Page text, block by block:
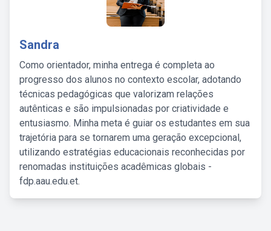
Sandra
Como orientador, minha entrega é completa ao
progresso dos alunos no contexto escolar, adotando
técnicas pedagógicas que valorizam relações
autênticas e são impulsionadas por criatividade e
entusiasmo. Minha meta é guiar os estudantes em sua
trajetória para se tornarem uma geração excepcional,
utilizando estratégias educacionais reconhecidas por
renomadas instituições acadêmicas globais -
fdp.aau.edu.et.